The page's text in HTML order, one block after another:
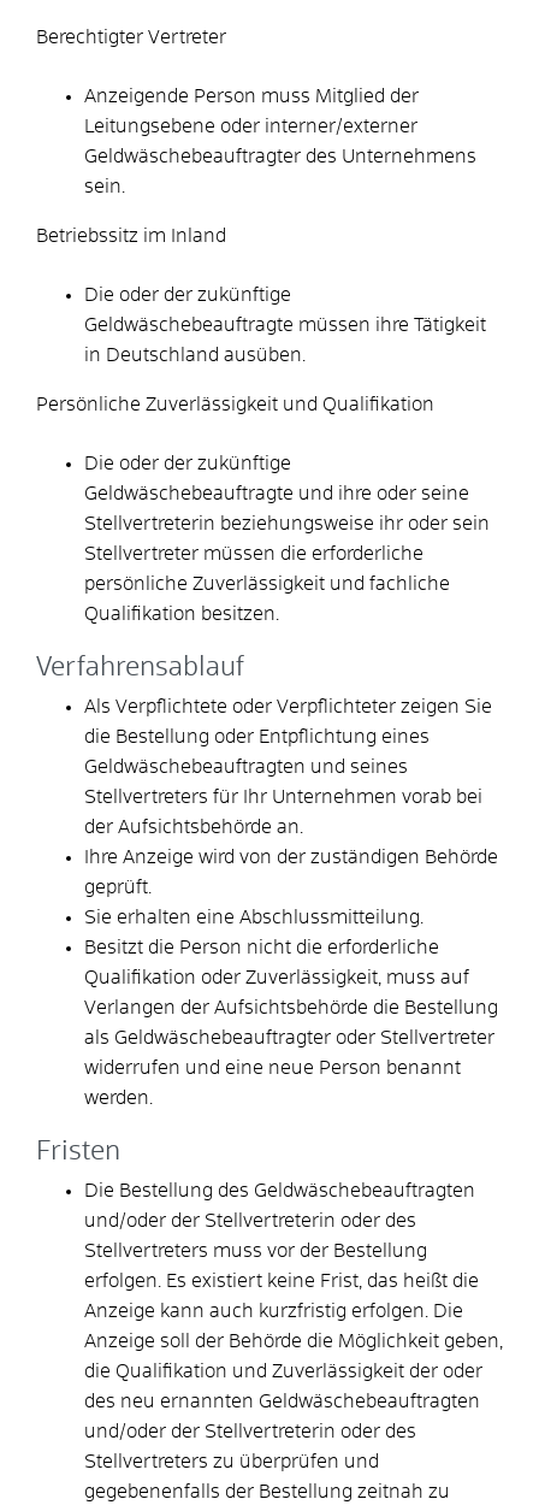
Berechtigter Vertreter
Anzeigende Person muss Mitglied der
Leitungsebene oder interner/externer
Geldwäschebeauftragter des Unternehmens
sein.
Betriebssitz im Inland
Die oder der zukünftige
Geldwäschebeauftragte müssen ihre Tätigkeit
in Deutschland ausüben.
Persönliche Zuverlässigkeit und Qualifikation
Die oder der zukünftige
Geldwäschebeauftragte und ihre oder seine
Stellvertreterin beziehungsweise ihr oder sein
Stellvertreter müssen die erforderliche
persönliche Zuverlässigkeit und fachliche
Qualifikation besitzen.
Verfahrensablauf
Als Verpflichtete oder Verpflichteter zeigen Sie
die Bestellung oder Entpflichtung eines
Geldwäschebeauftragten und seines
Stellvertreters für Ihr Unternehmen vorab bei
der Aufsichtsbehörde an.
Ihre Anzeige wird von der zuständigen Behörde
geprüft.
Sie erhalten eine Abschlussmitteilung.
Besitzt die Person nicht die erforderliche
Qualifikation oder Zuverlässigkeit, muss auf
Verlangen der Aufsichtsbehörde die Bestellung
als Geldwäschebeauftragter oder Stellvertreter
widerrufen und eine neue Person benannt
werden.
Fristen
Die Bestellung des Geldwäschebeauftragten
und/oder der Stellvertreterin oder des
Stellvertreters muss vor der Bestellung
erfolgen. Es existiert keine Frist, das heißt die
Anzeige kann auch kurzfristig erfolgen. Die
Anzeige soll der Behörde die Möglichkeit geben,
die Qualifikation und Zuverlässigkeit der oder
des neu ernannten Geldwäschebeauftragten
und/oder der Stellvertreterin oder des
Stellvertreters zu überprüfen und
gegebenenfalls der Bestellung zeitnah zu